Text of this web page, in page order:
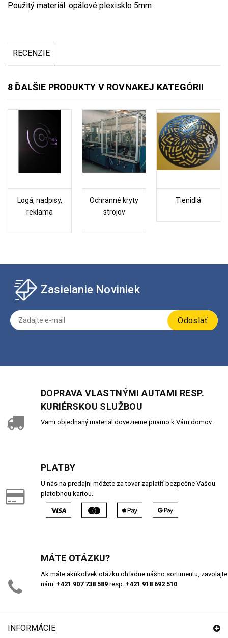
Použitý materiál: opálové plexisklo 5mm
RECENZIE
8 ĎALŠIE PRODUKTY V ROVNAKEJ KATEGÓRII
Logá, nadpisy,
reklama
Ochranné kryty
strojov
Tienidlá
Zasielanie Noviniek
Odoslať
DOPRAVA VLASTNÝMI AUTAMI RESP.
KURIÉRSKOU SLUŽBOU
Vami objednaný materiál dovezieme priamo k Vám domov.
PLATBY
U nás na predajni môžete za tovar zaplatiť bezpečne Vašou
platobnou kartou.
MÁTE OTÁZKU?
Ak máte akúkoľvek otázku ohľadne nášho sortimentu, zavolajte
nám: +421 907 738 589 resp. +421 918 692 510
INFORMÁCIE